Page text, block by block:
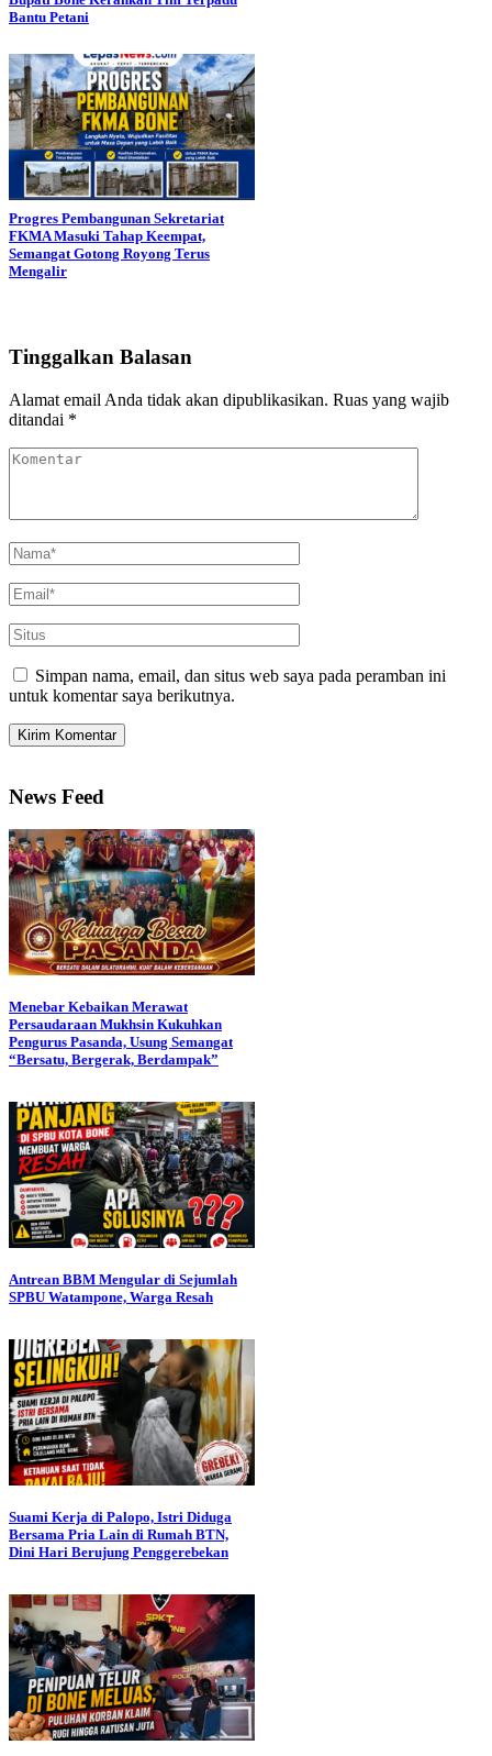
Bantu Petani
Progres Pembangunan Sekretariat
FKMA Masuki Tahap Keempat,
Semangat Gotong Royong Terus
Mengalir
Tinggalkan Balasan
Alamat email Anda tidak akan dipublikasikan. Ruas yang wajib
ditandai *
Simpan nama, email, dan situs web saya pada peramban ini
untuk komentar saya berikutnya.
News Feed
Menebar Kebaikan Merawat
Persaudaraan Mukhsin Kukuhkan
Pengurus Pasanda, Usung Semangat
“Bersatu, Bergerak, Berdampak”
Antrean BBM Mengular di Sejumlah
SPBU Watampone, Warga Resah
Suami Kerja di Palopo, Istri Diduga
Bersama Pria Lain di Rumah BTN,
Dini Hari Berujung Penggerebekan